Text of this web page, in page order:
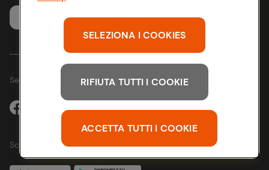
Whistleblowing
Servizio clienti
Seguici sui Social:
Scarica l'app
SELEZIONA I COOKIES
RIFIUTA TUTTI I COOKIE
ACCETTA TUTTI I COOKIE